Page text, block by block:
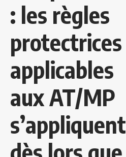
: les règles
protectrices
applicables
aux AT/MP
s’appliquent